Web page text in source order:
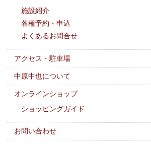
施設紹介
各種予約・申込
よくあるお問合せ
アクセス・駐車場
中原中也について
オンラインショップ
ショッピングガイド
お問い合わせ